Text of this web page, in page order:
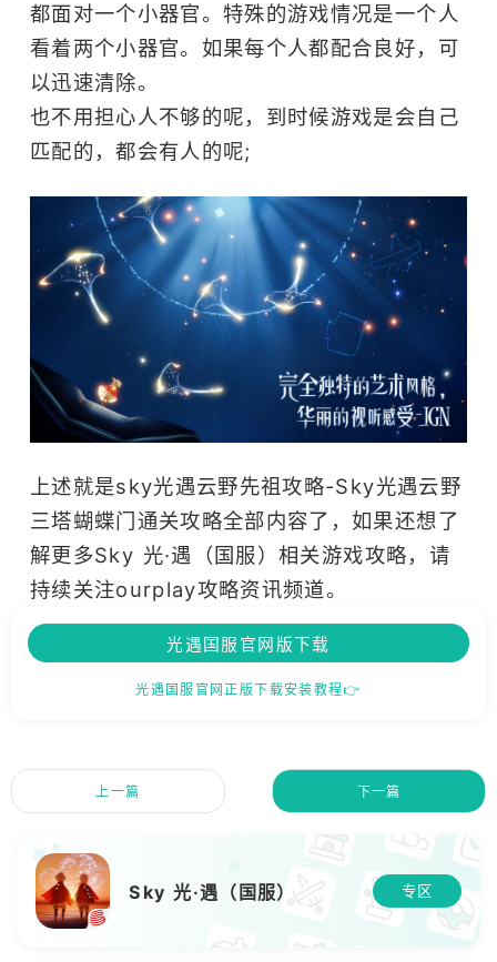
都面对一个小器官。特殊的游戏情况是一个人
看着两个小器官。如果每个人都配合良好，可
以迅速清除。
也不用担心人不够的呢，到时候游戏是会自己
匹配的，都会有人的呢;
上述就是sky光遇云野先祖攻略-Sky光遇云野
三塔蝴蝶门通关攻略全部内容了，如果还想了
解更多Sky 光·遇（国服）相关游戏攻略，请
持续关注ourplay攻略资讯频道。
光遇国服官网版下载
光遇国服官网正版下载安装教程👉
上一篇 下一篇
Sky 光·遇（国服） 专区